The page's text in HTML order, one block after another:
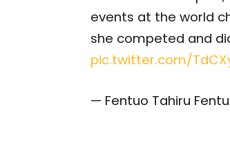
events at the world
she competed and
pic.twitter.com/
— Fentuo Tahiru